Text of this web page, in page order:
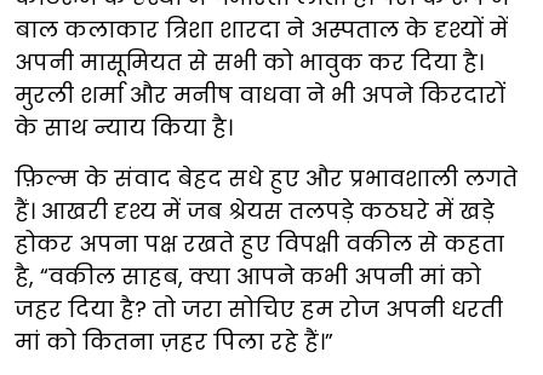
बाल कलाकार त्रिशा शारदा ने अस्पताल के दृश्यों में
अपनी मासूमियत से सभी को भावुक कर दिया है।
मुरली शर्मा और मनीष वाधवा ने भी अपने किरदारों
के साथ न्याय किया है।
फ़िल्म के संवाद बेहद सधे हुए और प्रभावशाली लगते
हैं। आखरी दृश्य में जब श्रेयस तलपड़े कठघरे में खड़े
होकर अपना पक्ष रखते हुए विपक्षी वकील से कहता
है, “वकील साहब, क्या आपने कभी अपनी मां को
जहर दिया है? तो जरा सोचिए हम रोज अपनी धरती
मां को कितना ज़हर पिला रहे हैं।”